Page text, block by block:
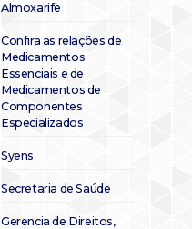
Almoxarife
Confira as relações de
Medicamentos
Essenciais e de
Medicamentos de
Componentes
Especializados
Syens
Secretaria de Saúde
Gerencia de Direitos,